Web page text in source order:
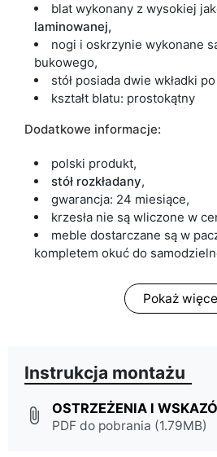
blat wykonany z wysokiej
laminowanej,
nogi i oskrzynie wykonane
bukowego,
stół posiada dwie wkładki
kształt blatu: prostokątny
Dodatkowe informacje:
polski produkt,
stół rozkładany,
gwarancja: 24 miesiące,
krzesła nie są wliczone w
meble dostarczane są w
kompletem okuć do
Pokaż
Instrukcja montażu
attach_file OSTRZEŻENIA I
PDF do pobrania (1.79MB)